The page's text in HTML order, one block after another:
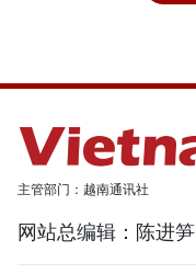
主管部门：越南通讯社
网站总编辑：陈进笋